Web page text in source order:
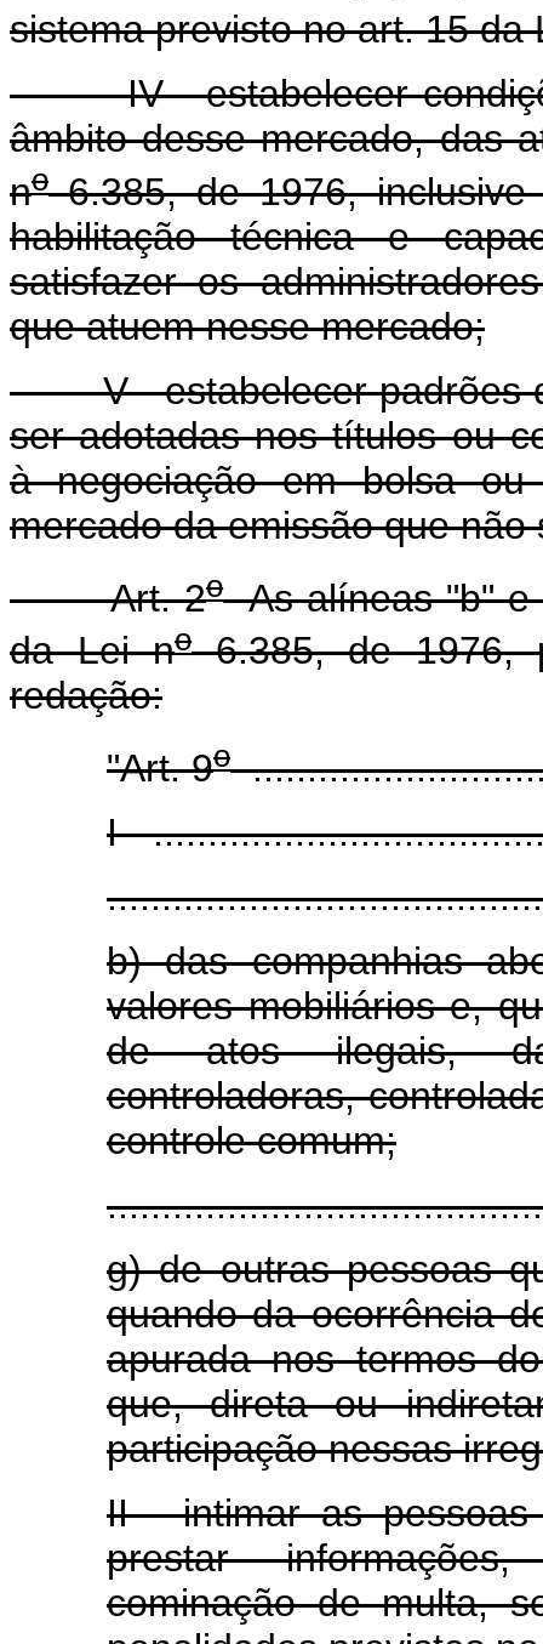
sistema previsto no art. 15 da
IV - estabelecer
âmbito desse mercado, das
no6.385, de 1976, inclusive
habilitação técnica e
satisfazer os
que atuem nesse mercado;
V - estabelecer padrões
ser adotadas nos títulos ou
à negociação em bolsa
mercado da emissão que
Art. 2oAs alíneas "b" e
da Lei no6.385, de 1976,
redação:
"Art. 9o
I -
b) das companhias
valores mobiliários e,
de atos ilegais,
controladoras,
controle comum;
g) de outras pessoas
quando da ocorrência
apurada nos termos
que, direta ou
participação nessas
II - intimar as
prestar
cominação de multa,